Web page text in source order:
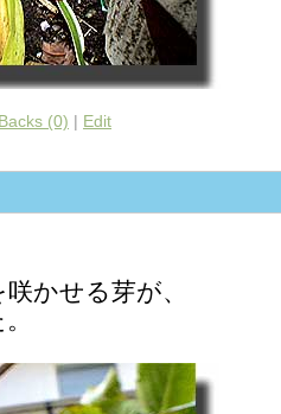
(0) | Edit
かせる芽が、